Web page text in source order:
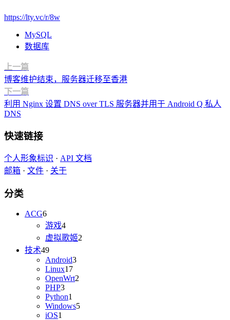
https://lty.vc/r/8w
MySQL
数据库
上一篇
博客维护结束，服务器迁移至香港
下一篇
利用 Nginx 设置 DNS over TLS 服务器并用于 Android Q 私人
DNS
快速链接
个人形象标识 · API 文档
邮箱 · 文件 · 关于
分类
ACG6
游戏4
虚拟歌姬2
技术49
Android3
Linux17
OpenWrt2
PHP3
Python1
Windows5
iOS1